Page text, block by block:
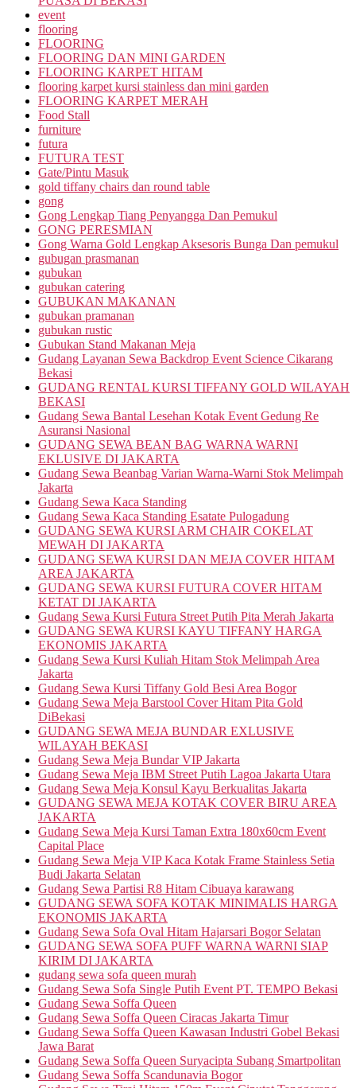
event
flooring
FLOORING
FLOORING DAN MINI GARDEN
FLOORING KARPET HITAM
flooring karpet kursi stainless dan mini garden
FLOORING KARPET MERAH
Food Stall
furniture
futura
FUTURA TEST
Gate/Pintu Masuk
gold tiffany chairs dan round table
gong
Gong Lengkap Tiang Penyangga Dan Pemukul
GONG PERESMIAN
Gong Warna Gold Lengkap Aksesoris Bunga Dan pemukul
gubugan prasmanan
gubukan
gubukan catering
GUBUKAN MAKANAN
gubukan pramanan
gubukan rustic
Gubukan Stand Makanan Meja
Gudang Layanan Sewa Backdrop Event Science Cikarang
Bekasi
GUDANG RENTAL KURSI TIFFANY GOLD WILAYAH
BEKASI
Gudang Sewa Bantal Lesehan Kotak Event Gedung Re
Asuransi Nasional
GUDANG SEWA BEAN BAG WARNA WARNI
EKLUSIVE DI JAKARTA
Gudang Sewa Beanbag Varian Warna-Warni Stok Melimpah
Jakarta
Gudang Sewa Kaca Standing
Gudang Sewa Kaca Standing Esatate Pulogadung
GUDANG SEWA KURSI ARM CHAIR COKELAT
MEWAH DI JAKARTA
GUDANG SEWA KURSI DAN MEJA COVER HITAM
AREA JAKARTA
GUDANG SEWA KURSI FUTURA COVER HITAM
KETAT DI JAKARTA
Gudang Sewa Kursi Futura Street Putih Pita Merah Jakarta
GUDANG SEWA KURSI KAYU TIFFANY HARGA
EKONOMIS JAKARTA
Gudang Sewa Kursi Kuliah Hitam Stok Melimpah Area
Jakarta
Gudang Sewa Kursi Tiffany Gold Besi Area Bogor
Gudang Sewa Meja Barstool Cover Hitam Pita Gold
DiBekasi
GUDANG SEWA MEJA BUNDAR EXLUSIVE
WILAYAH BEKASI
Gudang Sewa Meja Bundar VIP Jakarta
Gudang Sewa Meja IBM Street Putih Lagoa Jakarta Utara
Gudang Sewa Meja Konsul Kayu Berkualitas Jakarta
GUDANG SEWA MEJA KOTAK COVER BIRU AREA
JAKARTA
Gudang Sewa Meja Kursi Taman Extra 180x60cm Event
Capital Place
Gudang Sewa Meja VIP Kaca Kotak Frame Stainless Setia
Budi Jakarta Selatan
Gudang Sewa Partisi R8 Hitam Cibuaya karawang
GUDANG SEWA SOFA KOTAK MINIMALIS HARGA
EKONOMIS JAKARTA
Gudang Sewa Sofa Oval Hitam Hajarsari Bogor Selatan
GUDANG SEWA SOFA PUFF WARNA WARNI SIAP
KIRIM DI JAKARTA
gudang sewa sofa queen murah
Gudang Sewa Sofa Single Putih Event PT. TEMPO Bekasi
Gudang Sewa Soffa Queen
Gudang Sewa Soffa Queen Ciracas Jakarta Timur
Gudang Sewa Soffa Queen Kawasan Industri Gobel Bekasi
Jawa Barat
Gudang Sewa Soffa Queen Suryacipta Subang Smartpolitan
Gudang Sewa Soffa Scandunavia Bogor